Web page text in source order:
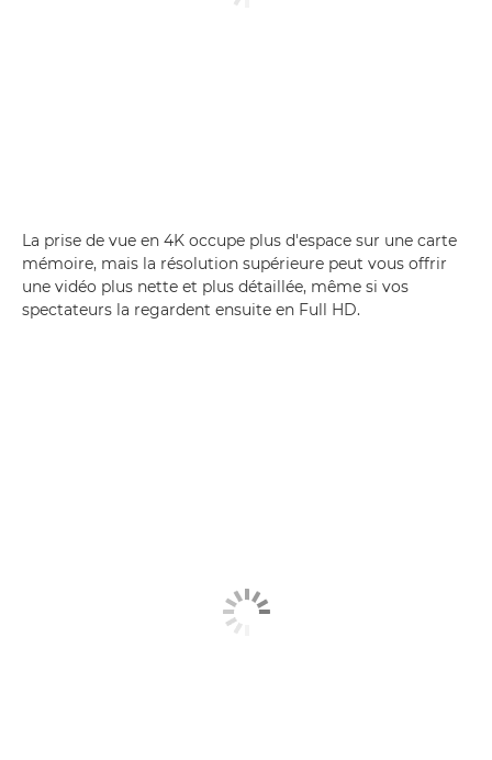
La prise de vue en 4K occupe plus d'espace sur une carte
mémoire, mais la résolution supérieure peut vous offrir
une vidéo plus nette et plus détaillée, même si vos
spectateurs la regardent ensuite en Full HD.